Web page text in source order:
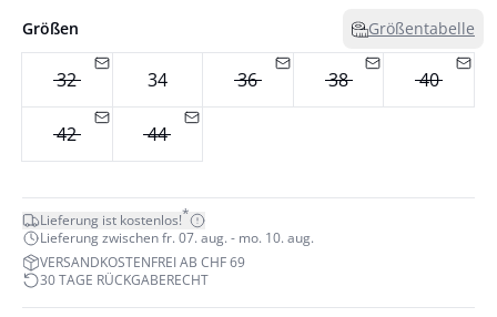
Größen Größentabelle
32 34 36 38 40
42 44
Lieferung ist kostenlos!*
Lieferung zwischen fr. 07. aug. - mo. 10. aug.
VERSANDKOSTENFREI AB CHF 69
30 TAGE RÜCKGABERECHT